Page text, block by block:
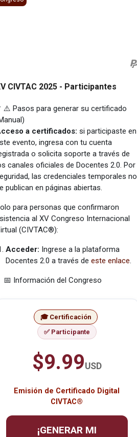
CIVTAC 2025 - Participantes
⚠️ Pasos para generar su certificado
a certificados: si participaste en
evento, ingresa con tu cuenta
o solicita soporte a través de
canales oficiales de Docentes 2.0. Por
las credenciales temporales no
publican en páginas abiertas.
para personas que confirmaron
al XV Congreso Internacional
(CIVTAC®):
Acceder: Ingrese a la plataforma
Docentes 2.0 a través deeste enlace.
📅 Información del Congreso
🎓 Certificación
✅ Participante
$9.99USD
Emisión de Certificado Digital
CIVTAC®
¡GENERAR MI